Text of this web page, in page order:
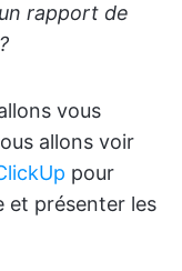
rapport de
vous
allons voir
pour
et présenter les